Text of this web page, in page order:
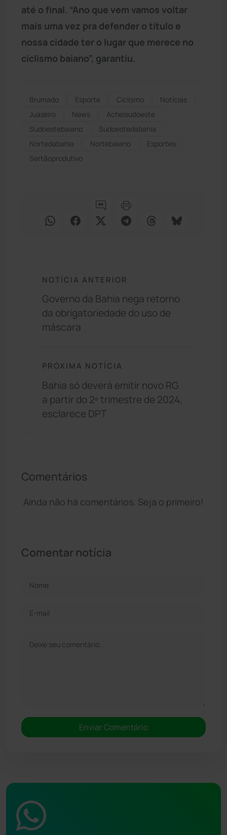
até o final. “Ano que vem vamos voltar
mais uma vez pra defender o título e
nossa cidade ter o lugar que merece no
ciclismo baiano”, garantiu.
Brumado Esporte Ciclismo
Notícias
Juazeiro
News
Acheisudoeste
Sudoestebaiano
Sudoestedabahia
Nortedabahia
Nortebaiano
Esportes
Sertãoprodutivo
NOTÍCIA ANTERIOR
Governo da Bahia nega retorno
da obrigatoriedade do uso de
máscara
PRÓXIMA NOTÍCIA
Bahia só deverá emitir novo RG
a partir do 2º trimestre de 2024,
esclarece DPT
Comentários
Ainda não há comentários. Seja o primeiro!
Comentar notícia